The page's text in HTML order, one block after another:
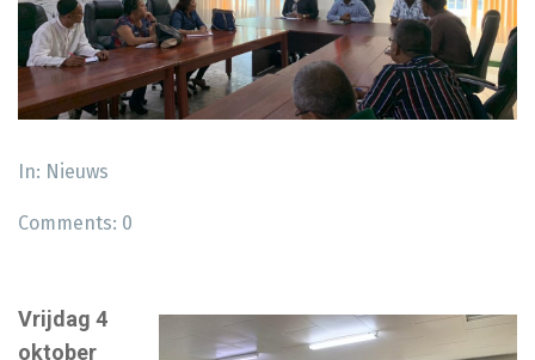
In: Nieuws
Comments: 0
Vrijdag 4
oktober